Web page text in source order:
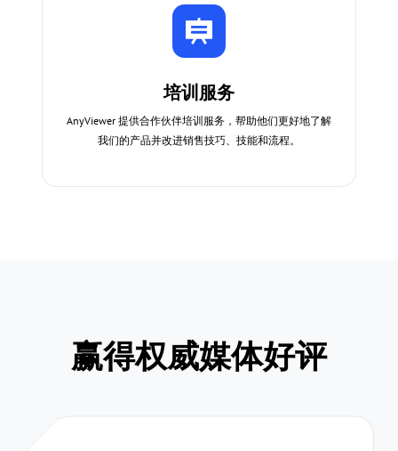
培训服务
AnyViewer 提供合作伙伴培训服务，帮助他们更好地了解
我们的产品并改进销售技巧、技能和流程。
赢得权威媒体好评